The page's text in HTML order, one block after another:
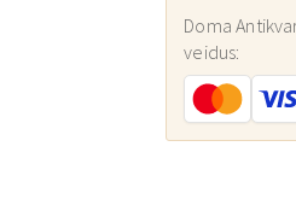
Doma
veidus: